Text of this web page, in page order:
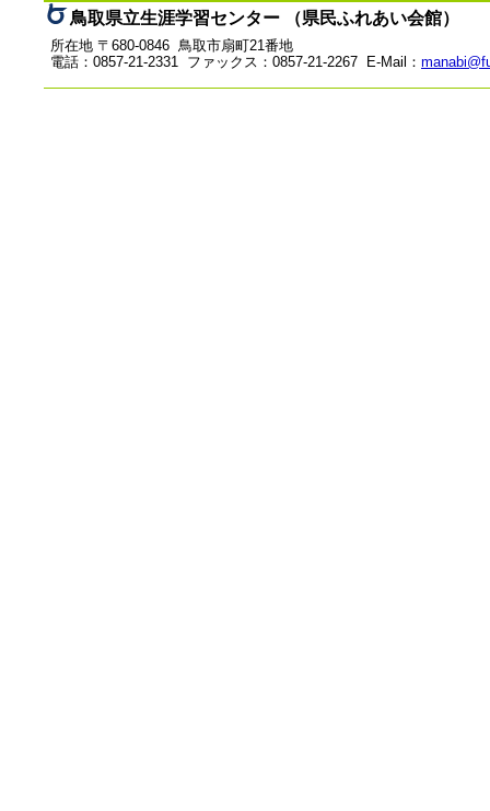
鳥取県立生涯学習センター （県民ふれあい会館）
所在地 〒680-0846 鳥取市扇町21番地
電話：0857-21-2331 ファックス：0857-21-2267 E-Mail：